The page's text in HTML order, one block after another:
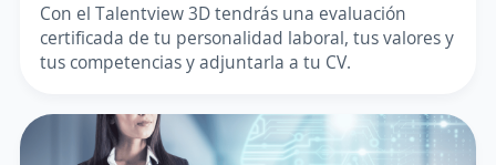
Con el Talentview 3D tendrás una evaluación
certificada de tu personalidad laboral, tus valores y
tus competencias y adjuntarla a tu CV.